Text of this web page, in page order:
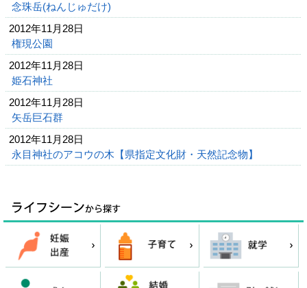
念珠岳(ねんじゅだけ)
2012年11月28日
権現公園
2012年11月28日
姫石神社
2012年11月28日
矢岳巨石群
2012年11月28日
永目神社のアコウの木【県指定文化財・天然記念物】